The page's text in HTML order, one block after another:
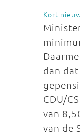
Kort
dan
CDU/
van
van de